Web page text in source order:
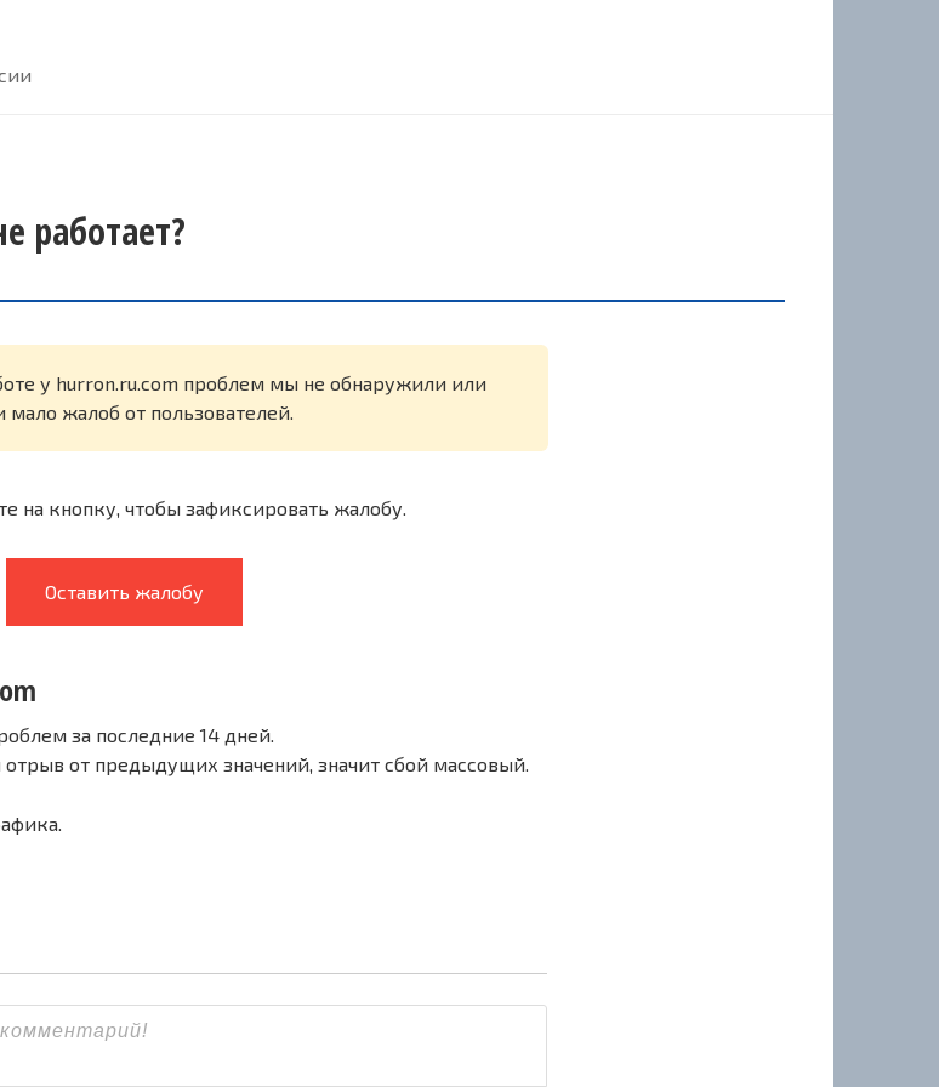
работает?
у hurron.ru.com проблем мы не обнаружили или
мало жалоб от пользователей.
на кнопку, чтобы зафиксировать жалобу.
Оставить жалобу
за последние 14 дней.
от предыдущих значений, значит сбой массовый.